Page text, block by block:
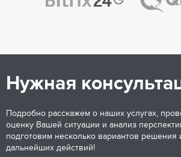
Нужная
Подробно расскажем о наших услугах,
оценку Вашей ситуации и анализ
подготовим несколько вариантов решения
дальнейших действий!